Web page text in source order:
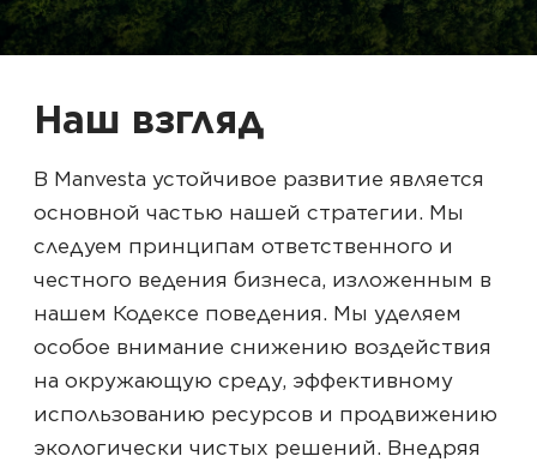
Наш взгляд
В Manvesta устойчивое развитие является
основной частью нашей стратегии. Мы
следуем принципам ответственного и
честного ведения бизнеса, изложенным в
нашем Кодексе поведения. Мы уделяем
особое внимание снижению воздействия
на окружающую среду, эффективному
использованию ресурсов и продвижению
экологически чистых решений. Внедряя
Контакты